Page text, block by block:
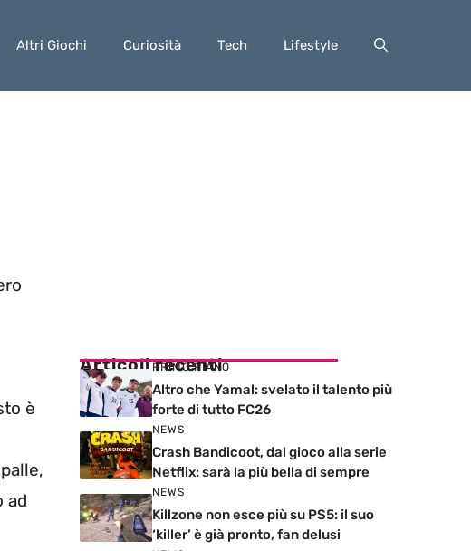
Altri Giochi Curiosità Tech Lifestyle
è
ad
Articoli recenti
PRIMO PIANO
Altro che Yamal: svelato il talento più
forte di tutto FC26
NEWS
Crash Bandicoot, dal gioco alla serie
Netflix: sarà la più bella di sempre
NEWS
Killzone non esce più su PS5: il suo
‘killer’ è già pronto, fan delusi